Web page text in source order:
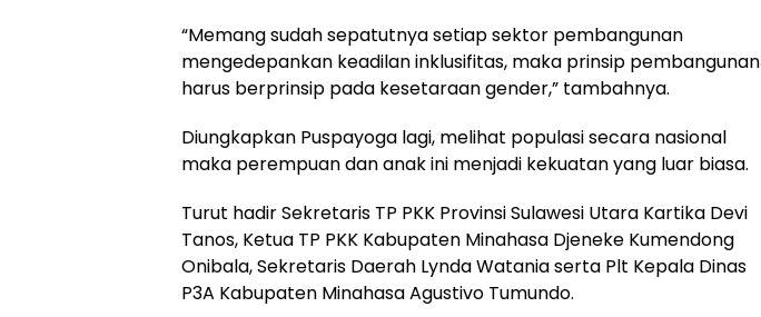
“Memang sudah sepatutnya setiap sektor pembangunan
mengedepankan keadilan inklusifitas, maka prinsip pembangunan
harus berprinsip pada kesetaraan gender,” tambahnya.
Diungkapkan Puspayoga lagi, melihat populasi secara nasional
maka perempuan dan anak ini menjadi kekuatan yang luar biasa.
Turut hadir Sekretaris TP PKK Provinsi Sulawesi Utara Kartika Devi
Tanos, Ketua TP PKK Kabupaten Minahasa Djeneke Kumendong
Onibala, Sekretaris Daerah Lynda Watania serta Plt Kepala Dinas
P3A Kabupaten Minahasa Agustivo Tumundo.